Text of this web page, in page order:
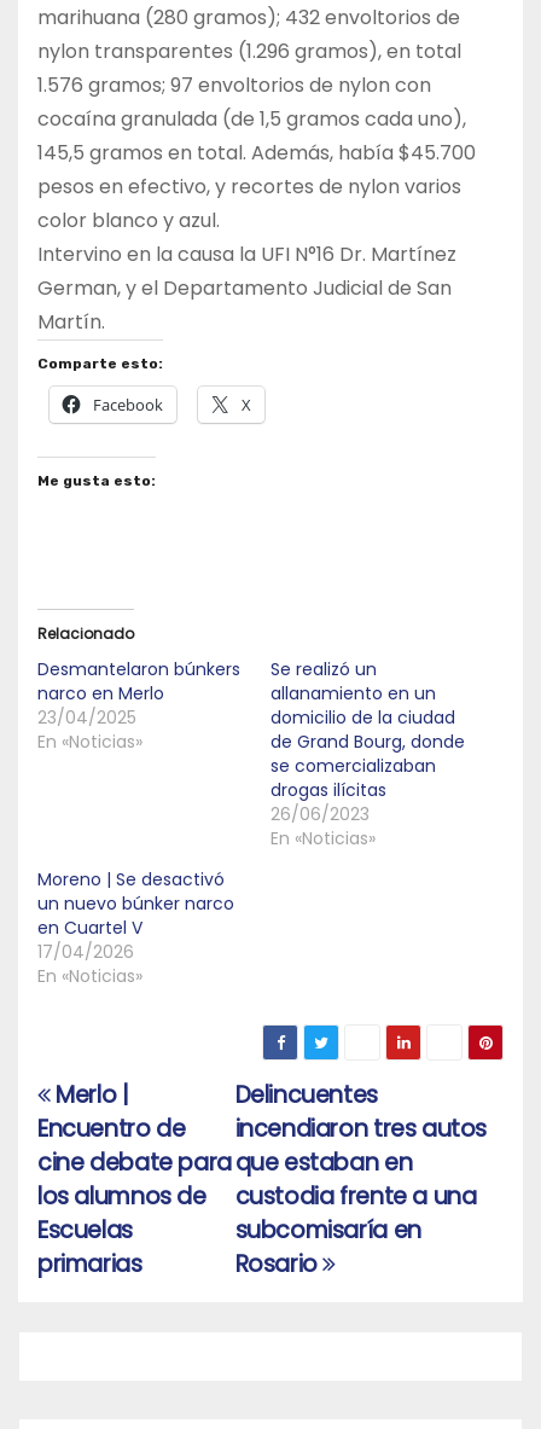
marihuana (280 gramos); 432 envoltorios de
nylon transparentes (1.296 gramos), en total
1.576 gramos; 97 envoltorios de nylon con
cocaína granulada (de 1,5 gramos cada uno),
145,5 gramos en total. Además, había $45.700
pesos en efectivo, y recortes de nylon varios
color blanco y azul.
Intervino en la causa la UFI N°16 Dr. Martínez
German, y el Departamento Judicial de San
Martín.
Comparte esto:
Facebook X
Me gusta esto:
Relacionado
Desmantelaron búnkers
narco en Merlo
23/04/2025
En «Noticias»
Se realizó un
allanamiento en un
domicilio de la ciudad
de Grand Bourg, donde
se comercializaban
drogas ilícitas
26/06/2023
En «Noticias»
Moreno | Se desactivó
un nuevo búnker narco
en Cuartel V
17/04/2026
En «Noticias»
Navegación
de
entradas
Delincuentes
incendiaron tres autos
que estaban en
custodia frente a una
subcomisaría en
Rosario
Merlo |
Encuentro de
cine debate para
los alumnos de
Escuelas
primarias